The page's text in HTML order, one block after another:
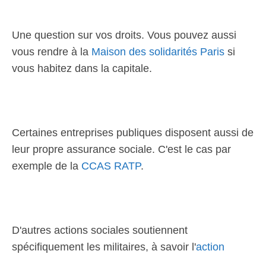
Une question sur vos droits. Vous pouvez aussi
vous rendre à la Maison des solidarités Paris si
vous habitez dans la capitale.
Certaines entreprises publiques disposent aussi de
leur propre assurance sociale. C'est le cas par
exemple de la CCAS RATP.
D'autres actions sociales soutiennent
spécifiquement les militaires, à savoir l'action